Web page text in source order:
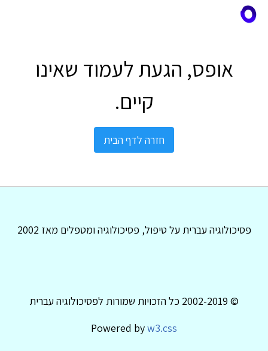
אופס, הגעת לעמוד שאינו
קיים.
חזרה לדף הבית
פסיכולוגיה עברית על טיפול, פסיכולוגיה ומטפלים מאז 2002
© 2002-2019 כל הזכויות שמורות לפסיכולוגיה עברית
Powered byw3.css